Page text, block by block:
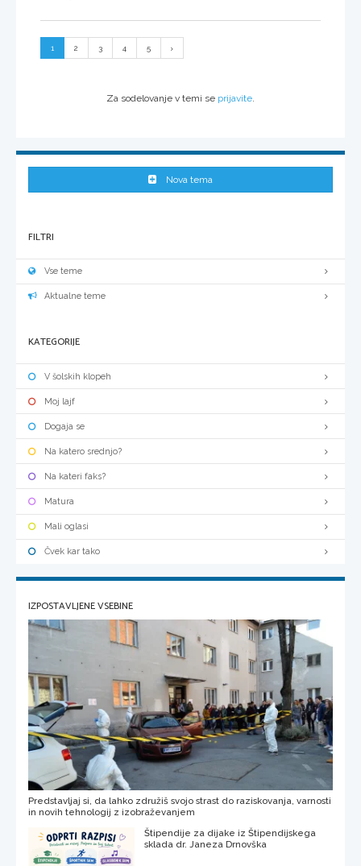
1 2 3 4 5
Za sodelovanje v temi se prijavite
Nova tema
FILTRI
Vse teme
Aktualne teme
KATEGORIJE
V šolskih klopeh
Moj lajf
Dogaja se
Na katero srednjo?
Na kateri faks?
Matura
Mali oglasi
Čvek kar tako
IZPOSTAVLJENE VSEBINE
Predstavljaj si, da lahko združiš svojo strast do raziskovanja, varnosti
in novih tehnologij z izobraževanjem
Štipendije za dijake iz Štipendijskega
sklada dr. Janeza Drnovška